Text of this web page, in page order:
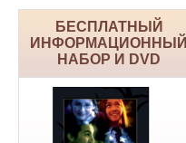
БЕСПЛАТНЫЙ
ИНФОРМАЦИОННЫЙ
НАБОР И DVD